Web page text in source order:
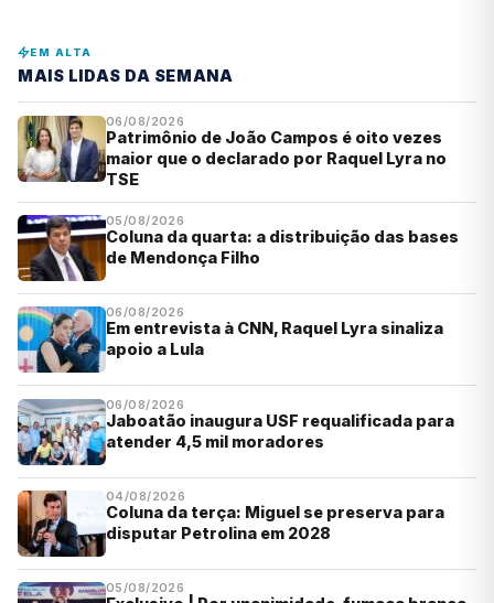
EM ALTA
MAIS LIDAS DA SEMANA
06/08/2026
Patrimônio de João Campos é oito vezes
maior que o declarado por Raquel Lyra no
TSE
05/08/2026
Coluna da quarta: a distribuição das bases
de Mendonça Filho
06/08/2026
Em entrevista à CNN, Raquel Lyra sinaliza
apoio a Lula
06/08/2026
Jaboatão inaugura USF requalificada para
atender 4,5 mil moradores
04/08/2026
Coluna da terça: Miguel se preserva para
disputar Petrolina em 2028
05/08/2026